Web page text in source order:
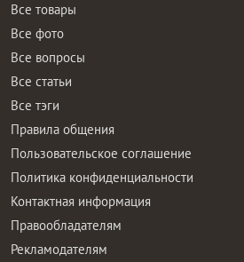
Все товары
Все фото
Все вопросы
Все статьи
Все тэги
Правила общения
Пользовательское соглашение
Политика конфиденциальности
Контактная информация
Правообладателям
Рекламодателям